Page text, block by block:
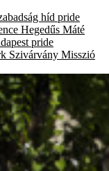
híd pride
Hegedűs Máté
pride
Szivárvány Misszió